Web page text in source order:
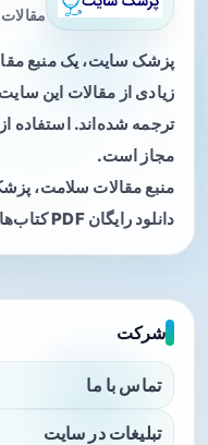
پزشک سایت، یک منبع
زیادی از مقالات این
ترجمه شده‌اند. استفاده
مجاز است.
منبع مقالات سلامت،
دانلود رایگان PDF کتاب‌های پزشکی.
شرکت
تماس با ما
تبلیغات در سایت